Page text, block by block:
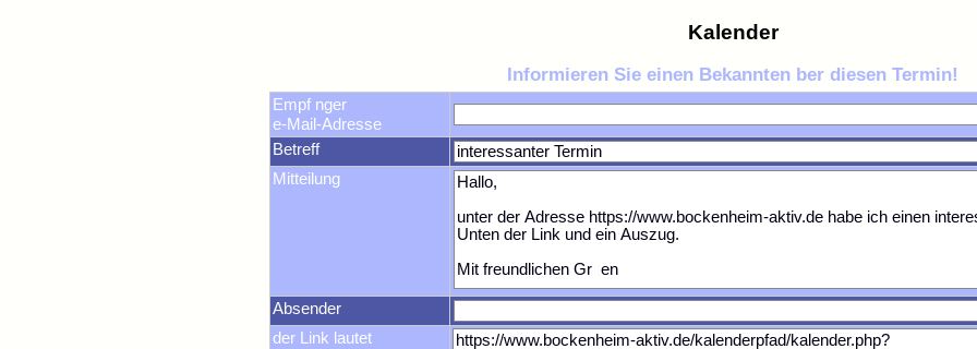
Kalender
Informieren Sie einen Bekannten ber diesen Termin!
Empf nger
e-Mail-Adresse
Betreff
Mitteilung
Absender
der Link lautet